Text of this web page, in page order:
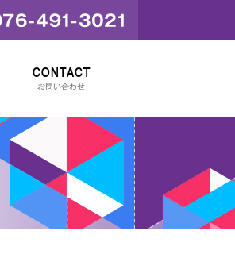
CONTACT
お問い合わせ